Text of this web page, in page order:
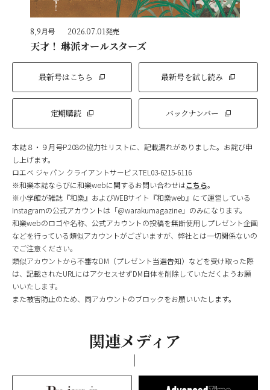
8,9月号 2026.07.01発売
天才！ 琳派オールスターズ
最新号はこちら 最新号を試し読み
定期購読 バックナンバー
本誌８・９月号P.208の協力社リストに、記載漏れがありました。お詫び申
し上げます。
ロエベ ジャパン クライアントサービスTEL03-6215-6116
※和樂本誌ならびに和樂webに関するお問い合わせはこちら。
※小学館が雑誌『和樂』およびWEBサイト『和樂web』にて運営している
Instagramの公式アカウントは「@warakumagazine」のみになります。
和樂webのロゴや名称、公式アカウントの投稿を無断使用しプレゼント企画
などを行っている類似アカウントがございますが、弊社とは一切関係ないの
でご注意ください。
類似アカウントから不審なDM（プレゼント当選告知）などを受け取った際
は、記載されたURLにはアクセスせずDM自体を削除していただくようお願
いいたします。
また被害防止のため、同アカウントのブロックをお願いいたします。
関連メディア